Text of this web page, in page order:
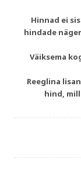
Hinnad ei
hindade
Väiksema
Reeglina
hind,